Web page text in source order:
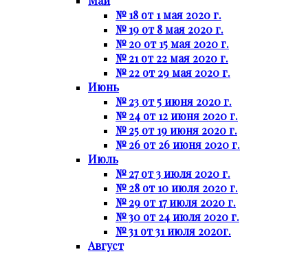
№ 18 от 1 мая 2020 г.
№ 19 от 8 мая 2020 г.
№ 20 от 15 мая 2020 г.
№ 21 от 22 мая 2020 г.
№ 22 от 29 мая 2020 г.
Июнь
№ 23 от 5 июня 2020 г.
№ 24 от 12 июня 2020 г.
№ 25 от 19 июня 2020 г.
№ 26 от 26 июня 2020 г.
Июль
№ 27 от 3 июля 2020 г.
№ 28 от 10 июля 2020 г.
№ 29 от 17 июля 2020 г.
№ 30 от 24 июля 2020 г.
№ 31 от 31 июля 2020г.
Август